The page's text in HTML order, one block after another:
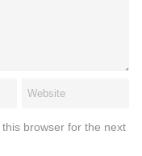
browser for the next